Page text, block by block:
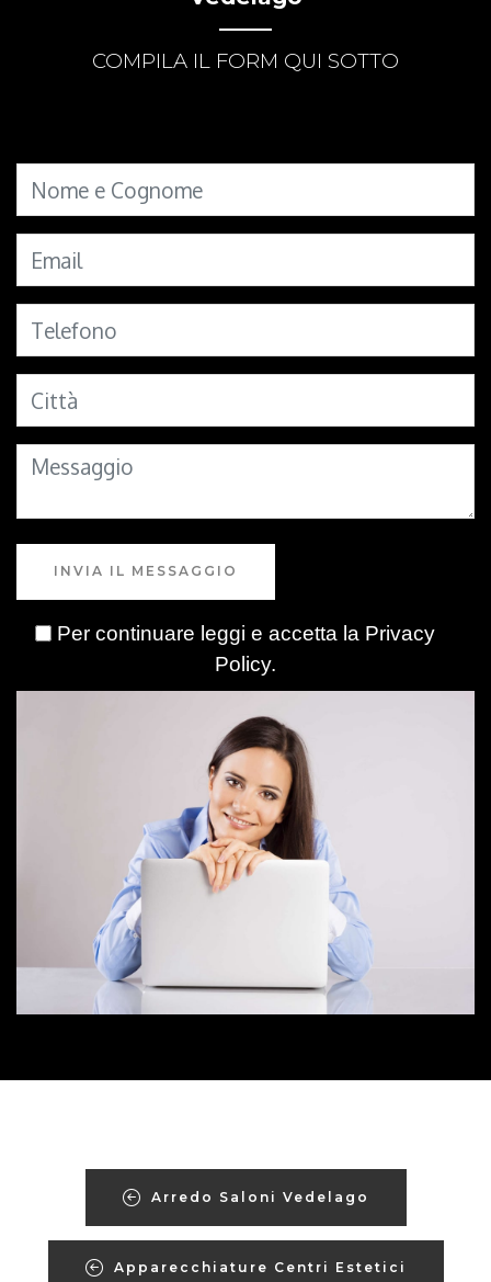
COMPILA IL FORM QUI SOTTO
INVIA IL MESSAGGIO
Per continuare leggi e accetta la Privacy
Policy.
Arredo Saloni Vedelago
Apparecchiature Centri Estetici